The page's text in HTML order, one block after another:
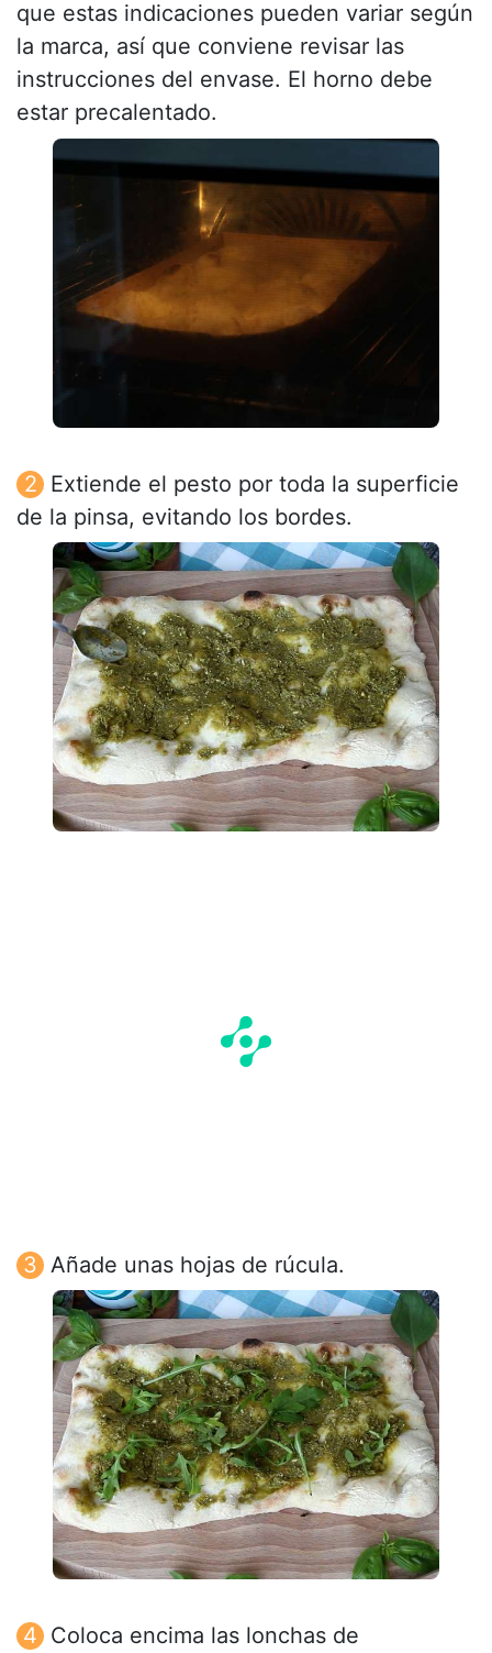
que estas indicaciones pueden variar según
la marca, así que conviene revisar las
instrucciones del envase. El horno debe
estar precalentado.
Extiende el pesto por toda la superficie
de la pinsa, evitando los bordes.
Añade unas hojas de rúcula.
Coloca encima las lonchas de